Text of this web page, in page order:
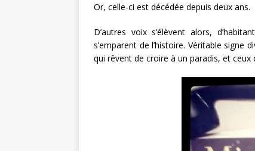
Or, celle-ci est décédée depuis deux ans.
D’autres voix s’élèvent alors,
s’emparent de l’histoire. Véritable signe
qui rêvent de croire à un paradis, et ceux